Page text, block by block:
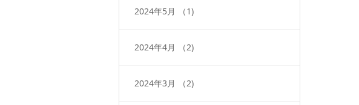
2024年5月 （1)
2024年4月 （2)
2024年3月 （2)